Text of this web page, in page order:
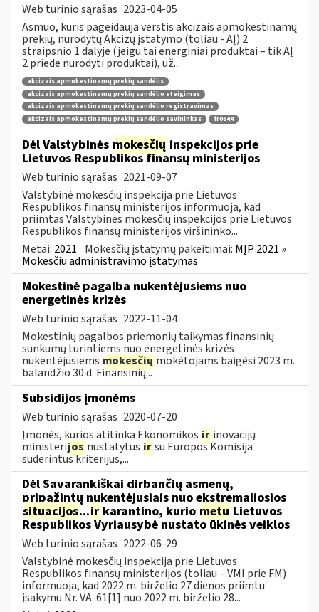
Web turinio sąrašas 2023-04-05
Asmuo, kuris pageidauja verstis akcizais apmokestinamų
prekių, nurodytų Akcizų įstatymo (toliau - AĮ) 2
straipsnio 1 dalyje (jeigu tai energiniai produktai – tik AĮ
2 priede nurodyti produktai), už...
akcizais apmokestinamų prekių sandėlis
akcizais apmokestinamų prekių sandėlio steigimas
akcizais apmokestinamų prekių sandėlio registravimas
akcizais apmokestinamų prekių sandėlio savininkas
fr0644
Dėl Valstybinės mokesčių inspekcijos prie
Lietuvos Respublikos finansų ministerijos
Web turinio sąrašas 2021-09-07
Valstybinė mokesčių inspekcija prie Lietuvos
Respublikos finansų ministerijos informuoja, kad
priimtas Valstybinės mokesčių inspekcijos prie Lietuvos
Respublikos finansų ministerijos viršininko...
Metai: 2021 Mokesčių įstatymų pakeitimai: MĮP 2021 »
Mokesčiu administravimo įstatymas
Mokestinė pagalba nukentėjusiems nuo
energetinės krizės
Web turinio sąrašas 2022-11-04
Mokestinių pagalbos priemonių taikymas finansinių
sunkumų turintiems nuo energetinės krizės
nukentėjusiems mokesčių mokėtojams baigėsi 2023 m.
balandžio 30 d. Finansinių...
Subsidijos įmonėms
Web turinio sąrašas 2020-07-20
Įmonės, kurios atitinka Ekonomikos ir inovacijų
ministerijos nustatytus irsu Europos Komisija
suderintus kriterijus,...
Dėl Savarankiškai dirbančių asmenų,
pripažintų nukentėjusiais nuo ekstremaliosios
situacijos...ir karantino, kurio metu Lietuvos
Respublikos Vyriausybė nustato ūkinės veiklos
Web turinio sąrašas 2022-06-29
Valstybinė mokesčių inspekcija prie Lietuvos
Respublikos finansų ministerijos (toliau – VMI prie FM)
informuoja, kad 2022 m. birželio 27 dienos priimtu
įsakymu Nr. VA-61[1] nuo 2022 m. birželio 28...